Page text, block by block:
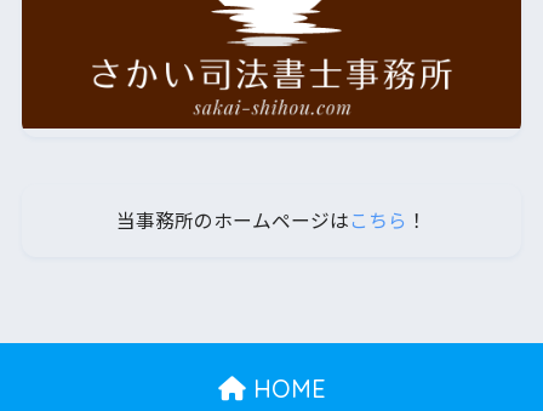
当事務所のホームページはこちら ！
HOME